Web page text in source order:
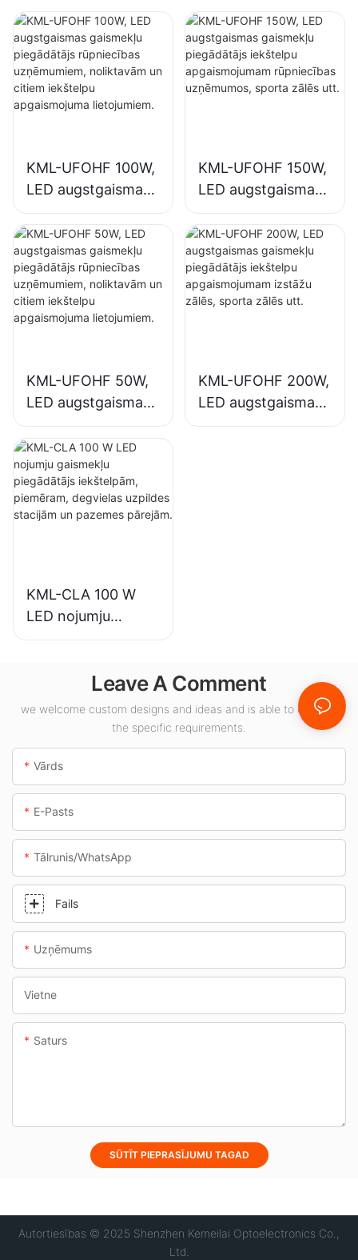
KML-UFOHF 100W,
LED augstgaismas
gaismekļu
piegādātājs
rūpniecības
uzņēmumiem,
noliktavām un
citiem iekštelpu
KML-UFOHF 150W,
LED augstgaismas
gaismekļu
piegādātājs
iekštelpu
apgaismojumam
rūpniecības
KML-UFOHF 50W,
LED augstgaismas
gaismekļu
piegādātājs
rūpniecības
uzņēmumiem,
noliktavām un
KML-UFOHF 200W,
LED augstgaismas
gaismekļu
KML-CLA 100 W
LED nojumju
gaismekļu
iekštelpām,
piemēram,
degvielas uzpildes
stacijām un
pazemes pārejām.
Leave A Comment
we welcome custom designs and ideas and is able to cater to
the specific requirements.
Vārds
E-Pasts
Tālrunis/WhatsApp
Fails
Uzņēmums
Vietne
Saturs
SŪTĪT PIEPRASĪJUMU TAGAD
Autortiesības © 2025 Shenzhen Kemeilai Optoelectronics Co.,
Ltd.